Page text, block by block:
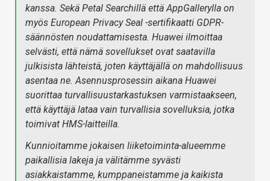
kanssa. Sekä Petal Searchillä että AppGallerylla on
myös European Privacy Seal -sertifikaatti GDPR-
säännösten noudattamisesta. Huawei ilmoittaa
selvästi, että nämä sovellukset ovat saatavilla
julkisista lähteistä, joten käyttäjällä on mahdollisuus
asentaa ne. Asennusprosessin aikana Huawei
suorittaa turvallisuustarkastuksen varmistaakseen,
että käyttäjä lataa vain turvallisia sovelluksia, jotka
toimivat HMS-laitteilla.
Kunnioitamme jokaisen liiketoiminta-alueemme
paikallisia lakeja ja välitämme syvästi
asiakkaistamme, kumppaneistamme ja kaikista